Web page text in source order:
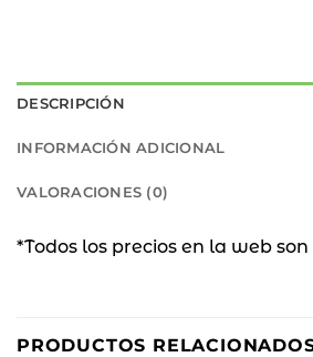
DESCRIPCIÓN
INFORMACIÓN ADICIONAL
VALORACIONES (0)
*Todos los precios en la web
PRODUCTOS OFF